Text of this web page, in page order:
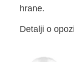
hrane.
Detalji o